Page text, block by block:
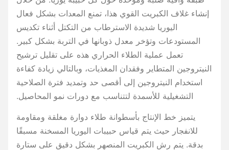
إنشاء غلاف الكبريت القوي هذا، تمنع المعدات بشكل فعال
اليوريا شديدة الاسترطاب من التكتل أثناء تكديس
المستودعات وتؤخر معدل ذوبانها في التربة بشكل كبير.
تعمل عملية الطلاء الحراري هذه على تقليل ترشيح
النيتروجين المتطاير وفقدان المغذيات، وبالتالي زيادة كفاءة
استخدام النيتروجين إلى أقصى حد وتمديد فترة الصلاحية
التشغيلية للأسمدة لتتناسب مع دورات نمو المحاصيل.
يتميز خط الإنتاج بأسطوانة طلاء دوارة مغلقة ومقاومة
للانفجار حيث يتم قياس حبيبات اليوريا المسخنة مسبقًا
بدقة. يتم رش الكبريت المنصهر بشكل دقيق على ستارة